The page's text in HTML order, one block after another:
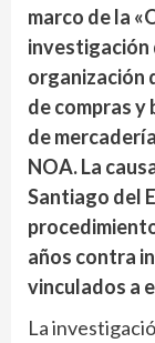
marco de la
investigación
organización
de compras
de
NOA. La
Santiago del
años contra
vinculados a
La